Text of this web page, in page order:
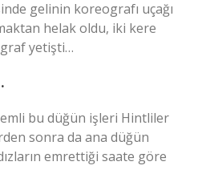
gelinin koreografı uçağı
helak oldu, iki kere
yetişti…
bu düğün işleri Hintliler
sonra da ana düğün
emrettiği saate göre